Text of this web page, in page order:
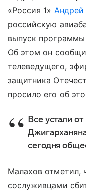
«Россия 1»
российскую
выпуск
Об этом он
телеведущего,
защитника
просило его об
Все устали
сегодня
Малахов отметил,
сослуживцами